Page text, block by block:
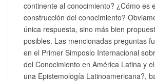
continente al conocimiento? ¿Cómo es
construcción del conocimiento?
única respuesta, sino más bien
posibles. Las mencionadas preguntas
en el Primer Simposio Internacional
del Conocimiento en América Latina y
una Epistemología Latinoamericana?,